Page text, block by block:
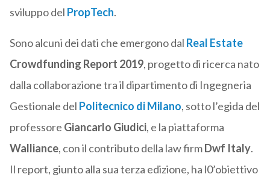
sviluppo del PropTech.
Sono alcuni dei dati che emergono dal Real Estate
Crowdfunding Report 2019, progetto di ricerca nato
dalla collaborazione tra il dipartimento di Ingegneria
Gestionale del Politecnico di Milano, sotto l’egida del
professore Giancarlo Giudici, e la piattaforma
Walliance, con il contributo della law firmDwf Italy.
Il report, giunto alla sua terza edizione, ha l0’obiettivo